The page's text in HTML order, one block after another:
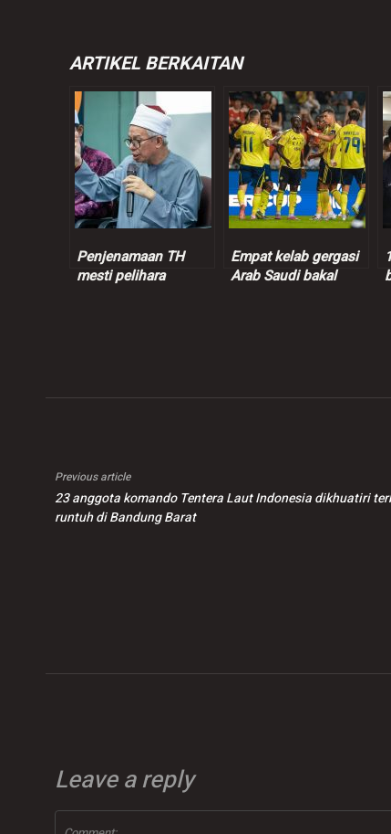
ARTIKEL BERKAITAN
Penjenamaan TH
mesti pelihara
Empat kelab gergasi
Arab Saudi bakal
Previous article
23 anggota komando Tentera Laut Indonesia dikhuatiri
runtuh di Bandung Barat
Leave a reply